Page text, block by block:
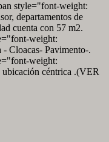
style="font-weight:
departamentos de
cuenta con 57 m2.
weight:
Cloacas- Pavimento-.
weight:
céntrica .(VER